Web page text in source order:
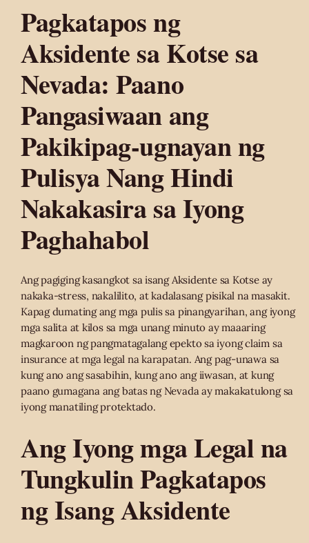
Pagkatapos ng
Aksidente sa Kotse sa
Nevada: Paano
Pangasiwaan ang
Pakikipag-ugnayan ng
Pulisya Nang Hindi
Nakakasira sa Iyong
Paghahabol
Ang pagiging kasangkot sa isang Aksidente sa Kotse ay
nakaka-stress, nakalilito, at kadalasang pisikal na masakit.
Kapag dumating ang mga pulis sa pinangyarihan, ang iyong
mga salita at kilos sa mga unang minuto ay maaaring
magkaroon ng pangmatagalang epekto sa iyong claim sa
insurance at mga legal na karapatan. Ang pag-unawa sa
kung ano ang sasabihin, kung ano ang iiwasan, at kung
paano gumagana ang batas ng Nevada ay makakatulong sa
iyong manatiling protektado.
Ang Iyong mga Legal na
Tungkulin Pagkatapos
ng Isang Aksidente